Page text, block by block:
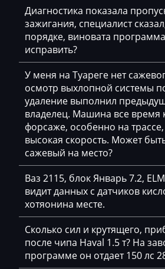
Tank
Tata
Tatra
Tecnoma
Temsa
Tenet
Terberg
Terex
Tesab
TigerCat
Toyota
Valtra
Диагностика показала
зажигания, специалист
порядке, виновата
исправить?
У меня на Туареге нет
осмотр выхлопной системы
удаление выполнил
владелец. Машина все время
форсаже, особенно на трассе,
высокая скорость. Может
сажевый на место?
Ваз 2115, блок Январь 7.2,
видит данных с датчиков
хотяонина месте.
Сколько сил и крутящего,
после чипа Haval 1.5 т? На
программе он отдает 150 лс